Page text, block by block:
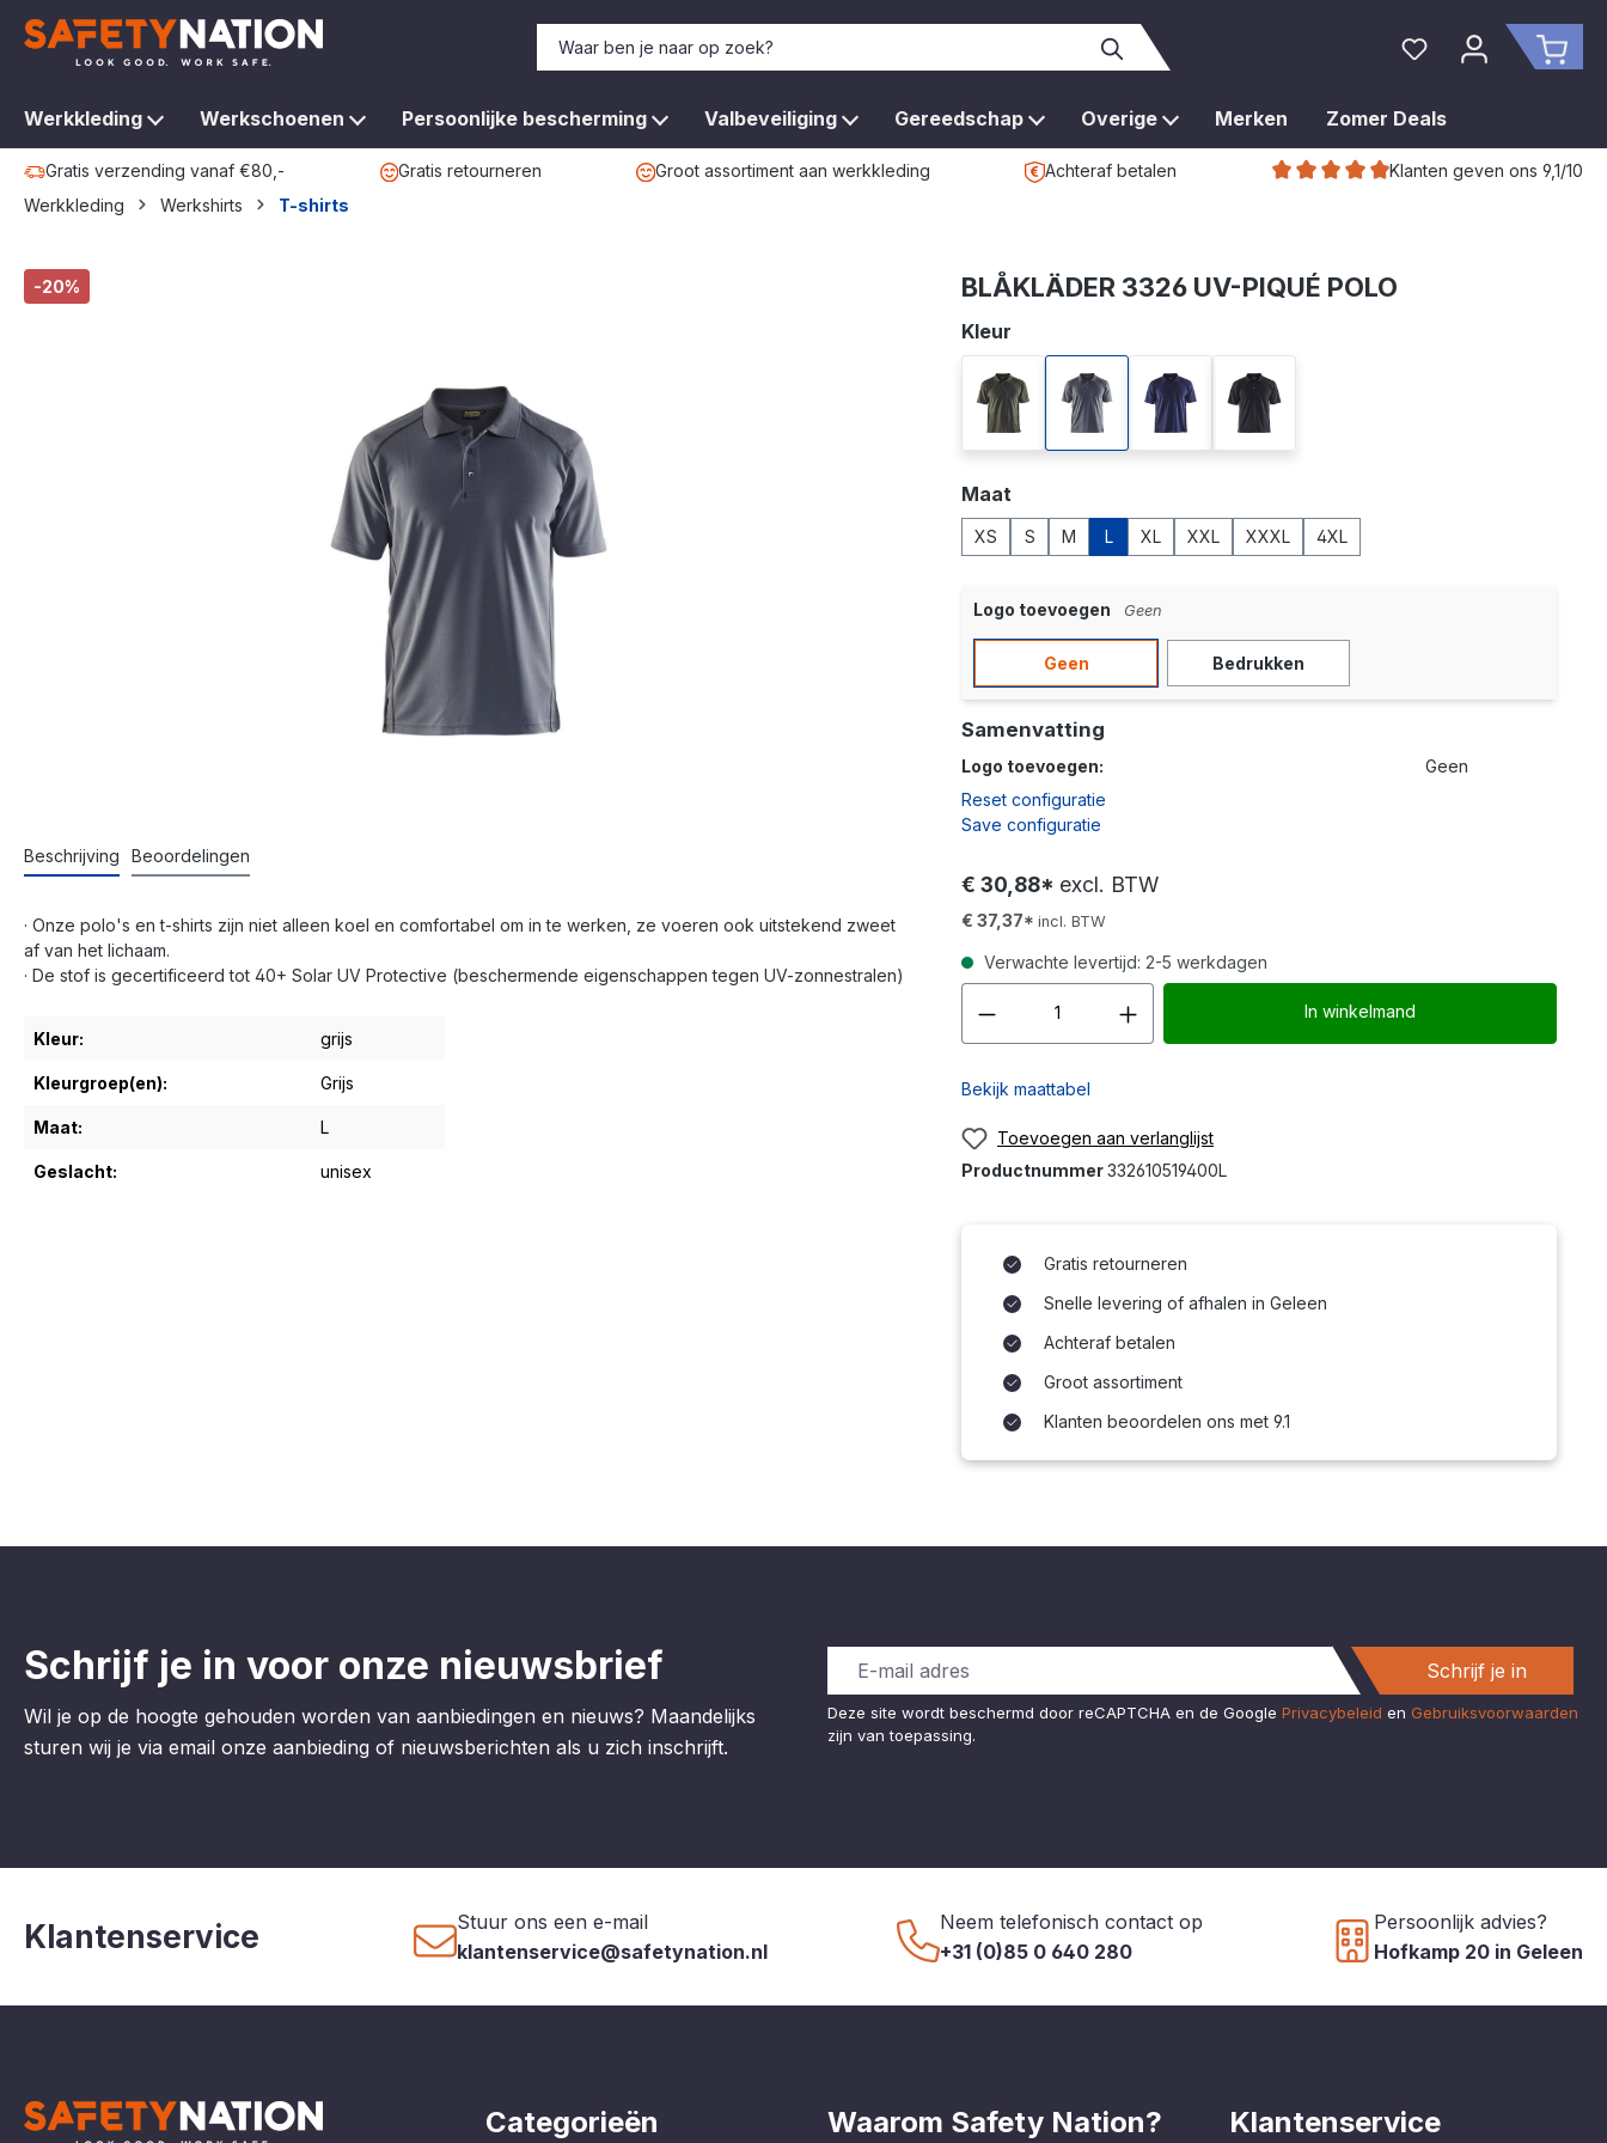
Ga naar de hoofdnavigatie
Je hebt 0 items op
Werkkleding Werkschoenen Persoonlijke bescherming Valbeveiliging Gereedschap Overige Merken Zomer Deals
Gratis verzending vanaf €80,- Gratis retourneren Groot assortiment aan werkkleding Achteraf betalen
Klanten geven ons 9,1/10
Werkkleding
Werkshirts T-shirts
Afbeeldingengalerij overslaan
-20%
Beschrijving Beoordelingen
· Onze polo's en t-shirts zijn niet alleen koel en comfortabel om in te werken, ze voeren ook uitstekend zweet
af van het lichaam.
· De stof is gecertificeerd tot 40+ Solar UV Protective (beschermende eigenschappen tegen UV-zonnestralen)
Kleur: grijs
Kleurgroep(en): Grijs
Maat: L
Geslacht: unisex
BLÅKLÄDER 3326 UV-PIQUÉ POLO
Selecteer
Kleur
army groen grijs marineblauwzwart
Selecteer
Maat
XS S M L XL XXL XXXL 4XL
Logo toevoegen Geen
Geen Bedrukken
Samenvatting
Logo toevoegen:
Geen
Reset configuratie
Save configuratie
€ 30,88* excl. BTW
€ 37,37* incl. BTW
Verwachte levertijd: 2-5 werkdagen
Producthoeveelheid: Voer de
In winkelmand
Bekijk maattabel
Toevoegen aan verlanglijst
Productnummer332610519400L
Gratis retourneren
Snelle levering of afhalen in Geleen
Achteraf betalen
Groot assortiment
Klanten beoordelen ons met 9.1
Schrijf je in voor onze nieuwsbrief
Wil je op de hoogte gehouden worden van aanbiedingen en nieuws? Maandelijks
sturen wij je via email onze aanbieding of nieuwsberichten als u zich inschrijft.
Schrijf je in
Deze site wordt beschermd door reCAPTCHA en de Google Privacybeleid en Gebruiksvoorwaarden
zijn van toepassing.
Klantenservice
Stuur ons een e-mail
klantenservice@safetynation.nl
Neem telefonisch contact op
+31 (0)85 0 640 280
Persoonlijk advies?
Hofkamp 20 in Geleen
Klantenservice
Waarom Safety Nation?
Categorieën